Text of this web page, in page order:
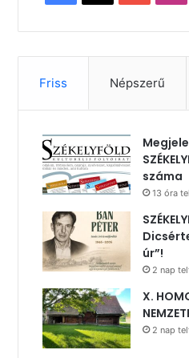
Friss Népszerű
száma
13 óra
úr”!
2 nap
X.
2 nap